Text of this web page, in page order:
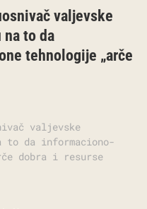
valjevske
to da
tehnologije „arče
valjevske
to da informaciono-
dobra i resurse